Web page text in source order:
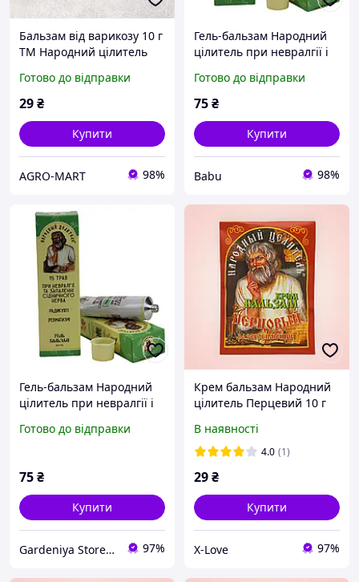
Бальзам від варикозу 10 г
ТМ Народний цілитель
Готово до відправки
29₴
Купити
AGRO-MART 98%
Гель-бальзам Народний
цілитель при невралгії і
нерва туба 40 мл
Готово до відправки
75₴
Купити
Babu 98%
Гель-бальзам Народний
цілитель при невралгії і
нерва туба 40 мл
Готово до відправки
75₴
Купити
Gardeniya Store - із турботою про ваш затишок! 97%
Крем бальзам Народний
цілитель Перцевий 10 г
В наявності
4.0 (1)
29₴
Купити
X-Love 97%